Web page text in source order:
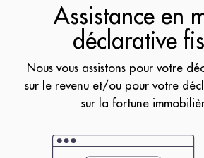
Assistance en
déclarative
Nous vous assistons pour votre
sur le revenu et/ou pour votre
sur la fortune